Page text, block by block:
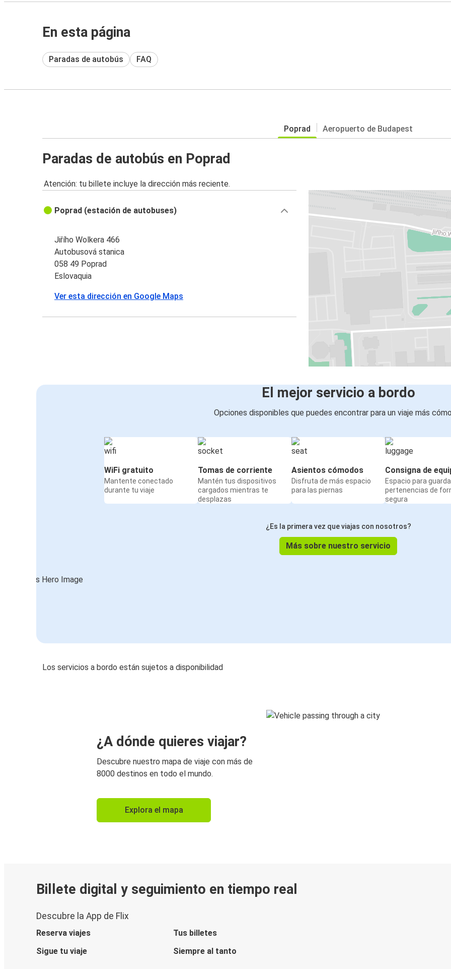
En esta página
Paradas de autobús FAQ
Poprad Aeropuerto de Budapest
Paradas de autobús en Poprad
Atención: tu billete incluye la dirección más reciente.
Poprad (estación de autobuses)
Jiřího Wolkera 466
Autobusová stanica
058 49 Poprad
Eslovaquia
Ver esta dirección en Google Maps
El mejor servicio a bordo
Opciones disponibles que puedes encontrar para un viaje más
WiFi gratuito
Mantente conectado
durante tu viaje
Tomas de corriente
Mantén tus dispositivos
cargados mientras te
desplazas
Asientos cómodos
Disfruta de más espacio
para las piernas
Consigna de
Espacio para
pertenencias de
segura
¿Es la primera vez que viajas con nosotros?
Más sobre nuestro servicio
Los servicios a bordo están sujetos a disponibilidad
¿A dónde quieres viajar?
Descubre nuestro mapa de viaje con más de
8000 destinos en todo el mundo.
Explora el mapa
Billete digital y seguimiento en tiempo real
Descubre la App de Flix
Reserva viajes
Tus billetes
Sigue tu viaje
Siempre al tanto